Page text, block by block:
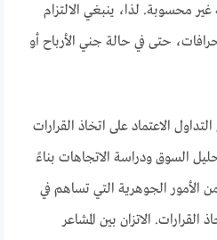
محسوبة. لذا، ينبغي الالتزام
حتى في حالة جني الأرباح أو
الاعتماد على اتخاذ القرارات
السوق ودراسة الاتجاهات بناءً
الأمور الجوهرية التي تساهم في
القرارات. الاتزان بين المشاعر